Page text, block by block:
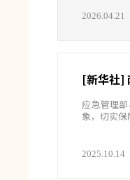
2026.04.21
[新华社]
应急管理
象，切实保
2025.10.14